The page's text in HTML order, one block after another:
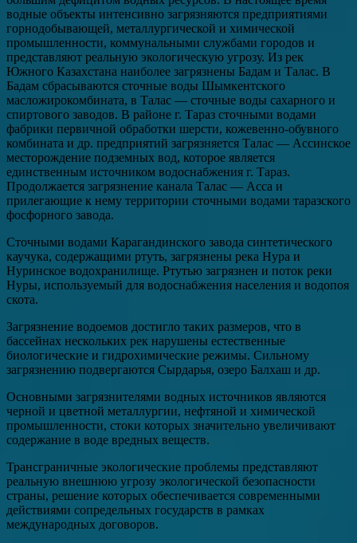
водные объекты интенсивно загрязняются предприятиями
горнодобывающей, металлургической и химической
промышленности, коммунальными службами городов и
представляют реальную экологическую угрозу. Из рек
Южного Казахстана наиболее загрязнены Бадам и Талас. В
Бадам сбрасываются сточные воды Шымкентского
масложирокомбината, в Талас — сточные воды сахарного и
спиртового заводов. В районе г. Тараз сточными водами
фабрики первичной обработки шерсти, кожевенно-обувного
комбината и др. предприятий загрязняется Талас — Ассинское
месторождение подземных вод, которое является
единственным источником водоснабжения г. Тараз.
Продолжается загрязнение канала Талас — Асса и
прилегающие к нему территории сточными водами таразского
фосфорного завода.
Сточными водами Карагандинского завода синтетического
каучука, содержащими ртуть, загрязнены река Нура и
Нуринское водохранилище. Ртутью загрязнен и поток реки
Нуры, используемый для водоснабжения населения и водопоя
скота.
Загрязнение водоемов достигло таких размеров, что в
бассейнах нескольких рек нарушены естественные
биологические и гидрохимические режимы. Сильному
загрязнению подвергаются Сырдарья, озеро Балхаш и др.
Основными загрязнителями водных источников являются
черной и цветной металлургии, нефтяной и химической
промышленности, стоки которых значительно увеличивают
содержание в воде вредных веществ.
Трансграничные экологические проблемы представляют
реальную внешнюю угрозу экологической безопасности
страны, решение которых обеспечивается современными
действиями сопредельных государств в рамках
международных договоров.